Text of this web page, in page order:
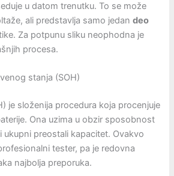
u datom trenutku. To se može
ali predstavlja samo jedandeo
Za potpunu sliku neophodna je
procesa.
stanja (SOH)
je složenija procedura koja procenjuje
Ona uzima u obzir sposobnost
ukupni preostali kapacitet. Ovakvo
tester, pa je redovna
najbolja preporuka.